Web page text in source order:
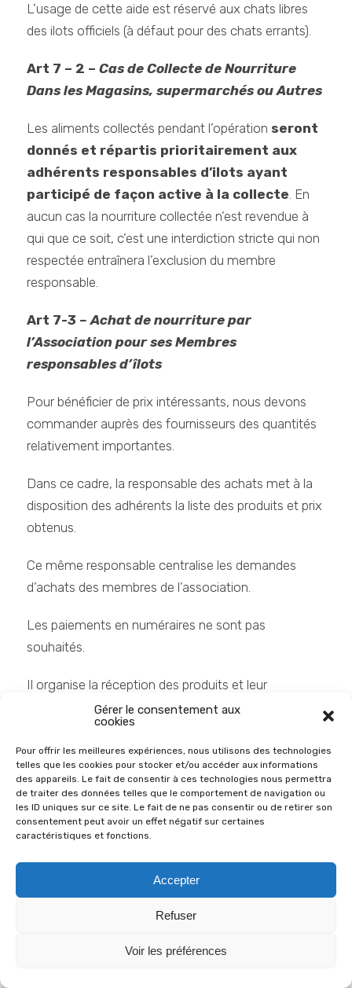
Gérer le consentement aux
cookies
Pour offrir les meilleures expériences, nous utilisons des technologies
telles que les cookies pour stocker et/ou accéder aux informations
des appareils. Le fait de consentir à ces technologies nous permettra
de traiter des données telles que le comportement de navigation ou
les ID uniques sur ce site. Le fait de ne pas consentir ou de retirer son
consentement peut avoir un effet négatif sur certaines
caractéristiques et fonctions.
Accepter
Refuser
Voir les préférences
L’usage de cette aide est réservé aux chats libres
des ilots officiels (à défaut pour des chats errants).
Art 7 – 2 –Cas de Collecte de Nourriture
Dans les Magasins, supermarchés ou Autres
Les aliments collectés pendant l’opération seront
donnés et répartis prioritairement aux
adhérents responsables d’ilots ayant
participé de façon active à la collecte. En
aucun cas la nourriture collectée n’est revendue à
qui que ce soit, c’est une interdiction stricte qui non
respectée entraînera l’exclusion du membre
responsable.
Art 7-3 – Achat de nourriture par
l’Association pour ses Membres
responsables d’îlots
Pour bénéficier de prix intéressants, nous devons
commander auprès des fournisseurs des quantités
relativement importantes.
Dans ce cadre, la responsable des achats met à la
disposition des adhérents la liste des produits et prix
obtenus.
Ce même responsable centralise les demandes
d’achats des membres de l’association.
Les paiements en numéraires ne sont pas
souhaités.
Il organise la réception des produits et leur
distribution en faisant appel si nécessaire à l’aide des
membres volontaires ou de ceux ayant passé
commande. L’Association paie le. Fournisseur par
prélèvement bancaire 4 ou 5 jours après livraison.
Art 8 – Dons à L’Association
Donc les ressources financières sont affectées aux
d’obtenir une juste répartition entre les différents